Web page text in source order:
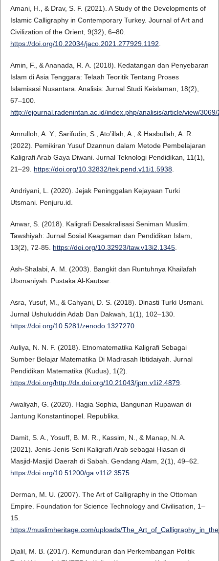
Amani, H., & Drav, S. F. (2021). A Study of the Developments of
Islamic Calligraphy in Contemporary Turkey. Journal of Art and
Civilization of the Orient, 9(32), 6–80.
https://doi.org/10.22034/jaco.2021.277929.1192
Amin, F., & Ananada, R. A. (2018). Kedatangan dan Penyebaran
Islam di Asia Tenggara: Telaah Teoritik Tentang Proses
Islamisasi Nusantara. Analisis: Jurnal Studi Keislaman, 18(2),
67–100.
http://ejournal.radenintan.ac.id/index.php/analisis/article/view/
Amrulloh, A. Y., Sarifudin, S., Ato’illah, A., & Hasbullah, A. R.
(2022). Pemikiran Yusuf Dzannun dalam Metode Pembelajaran
Kaligrafi Arab Gaya Diwani. Jurnal Teknologi Pendidikan, 11(1),
21–29. https://doi.org/10.32832/tek.pend.v11i1.5938.
Andriyani, L. (2020). Jejak Peninggalan Kejayaan Turki
Utsmani. Penjuru.id.
Anwar, S. (2018). Kaligrafi Desakralisasi Seniman Muslim.
Tawshiyah: Jurnal Sosial Keagaman dan Pendidikan Islam,
13(2), 72-85. https://doi.org/10.32923/taw.v13i2.1345.
Ash-Shalabi, A. M. (2003). Bangkit dan Runtuhnya Khailafah
Utsmaniyah. Pustaka Al-Kautsar.
Asra, Yusuf, M., & Cahyani, D. S. (2018). Dinasti Turki Usmani.
Jurnal Ushuluddin Adab Dan Dakwah, 1(1), 102–130.
https://doi.org/10.5281/zenodo.1327270.
Auliya, N. N. F. (2018). Etnomatematika Kaligrafi Sebagai
Sumber Belajar Matematika Di Madrasah Ibtidaiyah. Jurnal
Pendidikan Matematika (Kudus), 1(2).
https://doi.org/http://dx.doi.org/10.21043/jpm.v1i2.4879.
Awaliyah, G. (2020). Hagia Sophia, Bangunan Rupawan di
Jantung Konstantinopel. Republika.
Damit, S. A., Yosuff, B. M. R., Kassim, N., & Manap, N. A.
(2021). Jenis-Jenis Seni Kaligrafi Arab sebagai Hiasan di
Masjid-Masjid Daerah di Sabah. Gendang Alam, 2(1), 49–62.
https://doi.org/10.51200/ga.v11i2.3575.
Derman, M. U. (2007). The Art of Calligraphy in the Ottoman
Empire. Foundation for Science Technology and Civilisation, 1–
15.
https://muslimheritage.com/uploads/
Djalil, M. B. (2017). Kemunduran dan Perkembangan Politik